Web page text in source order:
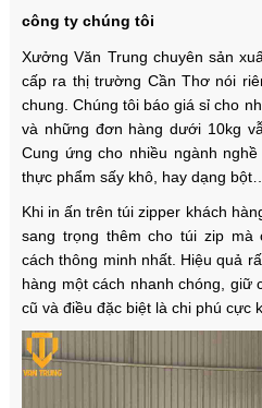
công ty chúng tôi
Xưởng Văn Trung chuyên sản
cấp ra thị trường Cần Thơ nói
chung. Chúng tôi báo giá sỉ cho
và những đơn hàng dưới 10kg
Cung ứng cho nhiều ngành
thực phẩm sấy khô, hay dạng bột…
Khi in ấn trên túi zipper khách
sang trọng thêm cho túi zip
cách thông minh nhất. Hiệu quả
hàng một cách nhanh chóng,
cũ và điều đặc biệt là chi phú cực